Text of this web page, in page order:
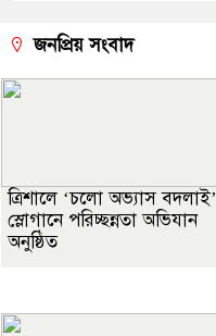
জনপ্রিয় সংবাদ
‎ত্রিশালে ‘চলো অভ্যাস বদলাই’
স্লোগানে পরিচ্ছন্নতা অভিযান
অনুষ্ঠিত